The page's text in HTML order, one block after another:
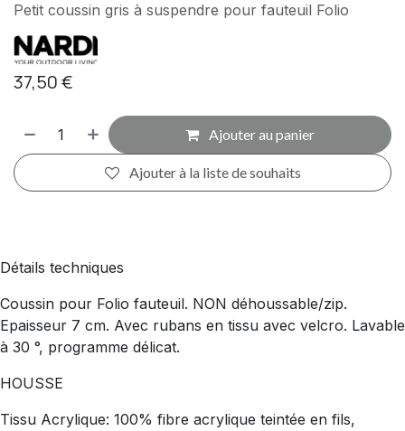
Petit coussin gris à suspendre pour fauteuil Folio
37,50€
Ajouter au panier
Ajouter à la liste de souhaits
Détails techniques
Coussin pour Folio fauteuil. NON déhoussable/zip.
Epaisseur 7 cm. Avec rubans en tissu avec velcro. Lavable
à 30 °, programme délicat.
HOUSSE
Tissu Acrylique: 100% fibre acrylique teintée en fils,